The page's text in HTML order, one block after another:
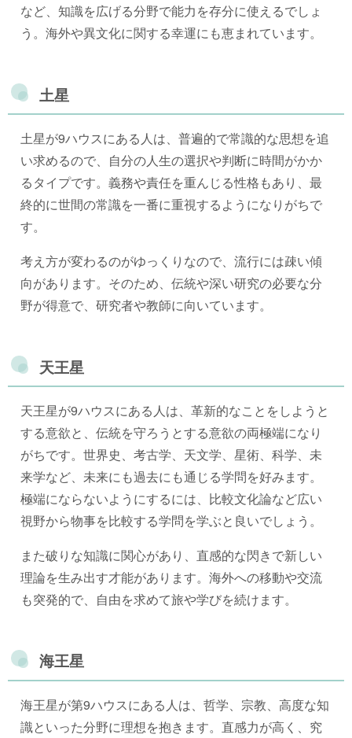
など、知識を広げる分野で能力を存分に使えるでしょ
う。海外や異文化に関する幸運にも恵まれています。
土星
土星が9ハウスにある人は、普遍的で常識的な思想を追
い求めるので、自分の人生の選択や判断に時間がかか
るタイプです。義務や責任を重んじる性格もあり、最
終的に世間の常識を一番に重視するようになりがちで
す。
考え方が変わるのがゆっくりなので、流行には疎い傾
向があります。そのため、伝統や深い研究の必要な分
野が得意で、研究者や教師に向いています。
天王星
天王星が9ハウスにある人は、革新的なことをしようと
する意欲と、伝統を守ろうとする意欲の両極端になり
がちです。世界史、考古学、天文学、星術、科学、未
来学など、未来にも過去にも通じる学問を好みます。
極端にならないようにするには、比較文化論など広い
視野から物事を比較する学問を学ぶと良いでしょう。
また破りな知識に関心があり、直感的な閃きで新しい
理論を生み出す才能があります。海外への移動や交流
も突発的で、自由を求めて旅や学びを続けます。
海王星
海王星が第9ハウスにある人は、哲学、宗教、高度な知
識といった分野に理想を抱きます。直感力が高く、究